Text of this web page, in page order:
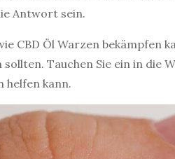
Antwort sein.
CBD Öl Warzen bekämpfen
sollten. Tauchen Sie ein in
helfen kann.